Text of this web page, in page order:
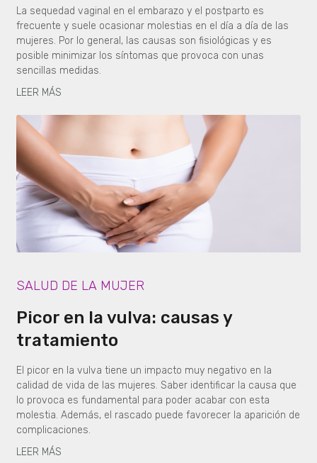
La sequedad vaginal en el embarazo y el postparto es
frecuente y suele ocasionar molestias en el día a día de las
mujeres. Por lo general, las causas son fisiológicas y es
posible minimizar los síntomas que provoca con unas
sencillas medidas.
LEER MÁS
SALUD DE LA MUJER
Picor en la vulva: causas y
tratamiento
El picor en la vulva tiene un impacto muy negativo en la
calidad de vida de las mujeres. Saber identificar la causa que
lo provoca es fundamental para poder acabar con esta
molestia. Además, el rascado puede favorecer la aparición de
complicaciones.
LEER MÁS